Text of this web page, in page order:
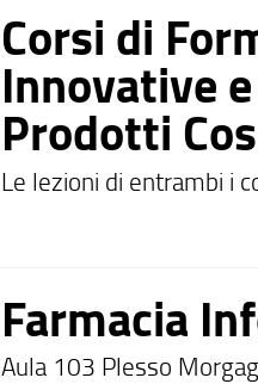
Corsi di
Innovative
Prodotti
Le lezioni di entrambi i
Farmacia
Aula 103 Plesso